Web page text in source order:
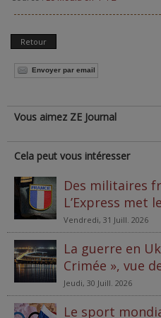
Retour
Envoyer par email
Vous aimez ZE Journal
Cela peut vous intéresser
Des militaires
L’Express met
Vendredi, 31 Juill. 2026
La guerre en
Crimée », vue
Jeudi, 30 Juill. 2026
Le sport